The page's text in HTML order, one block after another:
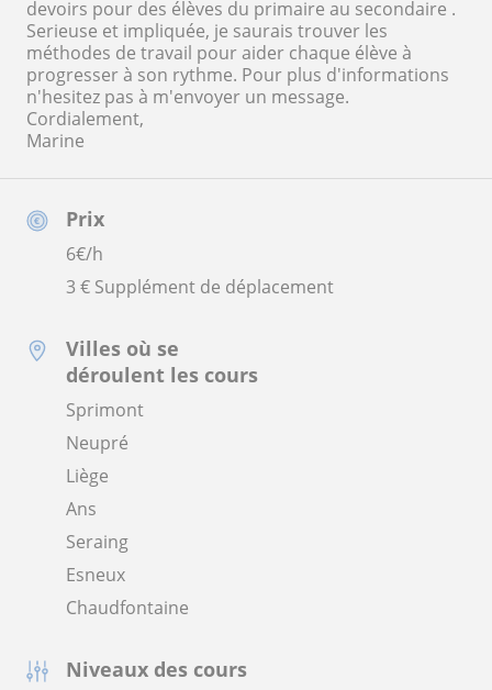
Prix
6€/h
3 € Supplément de déplacement
Villes où se
déroulent les cours
Sprimont
Neupré
Liège
Ans
Seraing
Esneux
Chaudfontaine
Niveaux des cours
devoirs pour des élèves du primaire au secondaire .
Serieuse et impliquée, je saurais trouver les
méthodes de travail pour aider chaque élève à
progresser à son rythme. Pour plus d'informations
n'hesitez pas à m'envoyer un message.
Cordialement,
Marine